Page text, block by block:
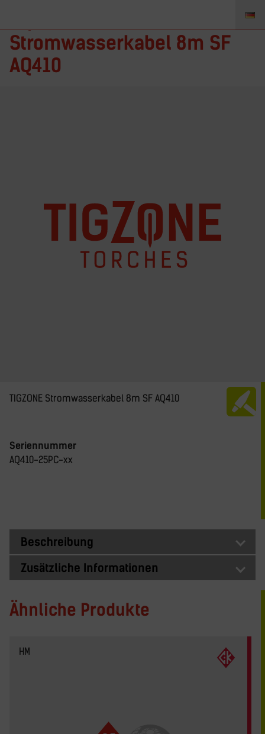
Stromwasserkabel 8m SF
AQ410
TIGZONE Stromwasserkabel 8m SF AQ410
Seriennummer
AQ410-25PC-xx
Beschreibung
Zusätzliche Informationen
Ähnliche Produkte
HM